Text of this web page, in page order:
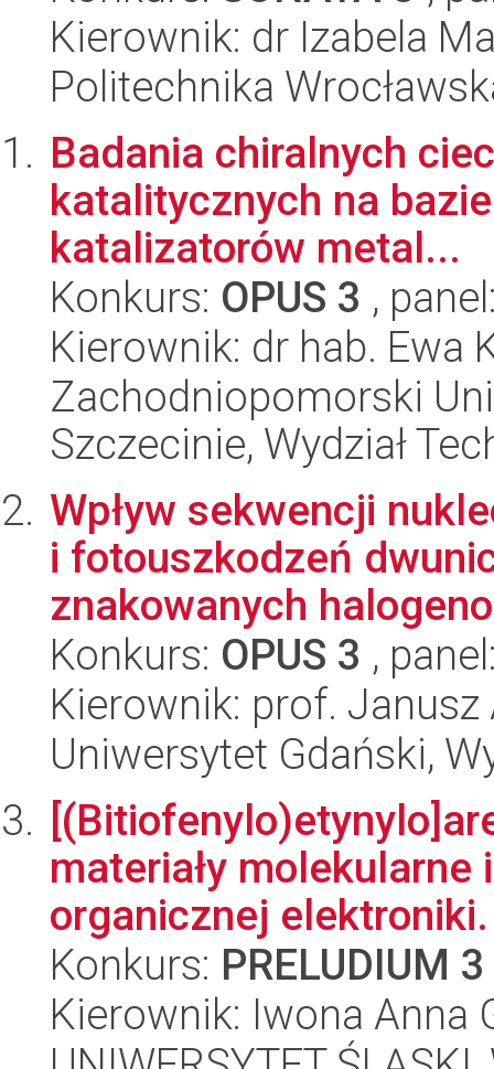
Kierownik: dr Izabela
Politechnika
Badania chiralnych
katalitycznych na
katalizatorów metal...
Konkurs: OPUS 3 ,
Kierownik: dr hab. Ewa
Zachodniopomorski
Szczecinie, Wydział
Wpływ sekwencji
i fotouszkodzeń
znakowanych
Konkurs: OPUS 3 ,
Kierownik: prof. Janusz
Uniwersytet Gdański,
materiały
organicznej elektroniki.
Konkurs: PRELUDIUM 3
Kierownik: Iwona Anna